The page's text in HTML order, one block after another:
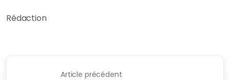
Rédaction
Article précédent